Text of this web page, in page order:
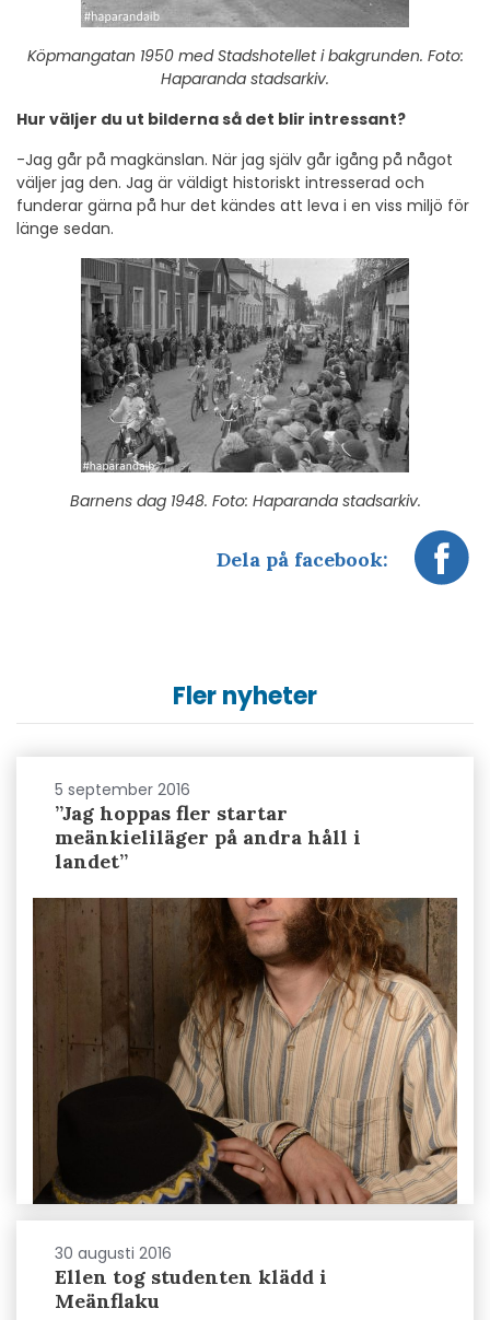
Köpmangatan 1950 med Stadshotellet i bakgrunden. Foto:
Haparanda stadsarkiv.
Hur väljer du ut bilderna så det blir intressant?
-Jag går på magkänslan. När jag själv går igång på något
väljer jag den. Jag är väldigt historiskt intresserad och
funderar gärna på hur det kändes att leva i en viss miljö för
länge sedan.
Barnens dag 1948. Foto: Haparanda stadsarkiv.
Dela på facebook:
Fler nyheter
5 september 2016
”Jag hoppas fler startar
meänkieliläger på andra håll i
landet”
30 augusti 2016
Ellen tog studenten klädd i
Meänflaku